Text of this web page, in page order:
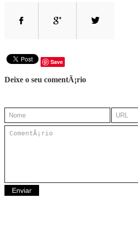
Save
Deixe o seu comentÃ¡rio